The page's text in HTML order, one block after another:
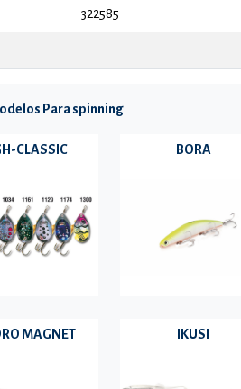
322585
Para spinning
CLASSIC BORA
MAGNET IKUSI